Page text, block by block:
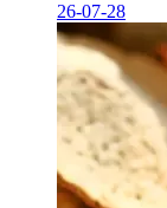
26-07-28